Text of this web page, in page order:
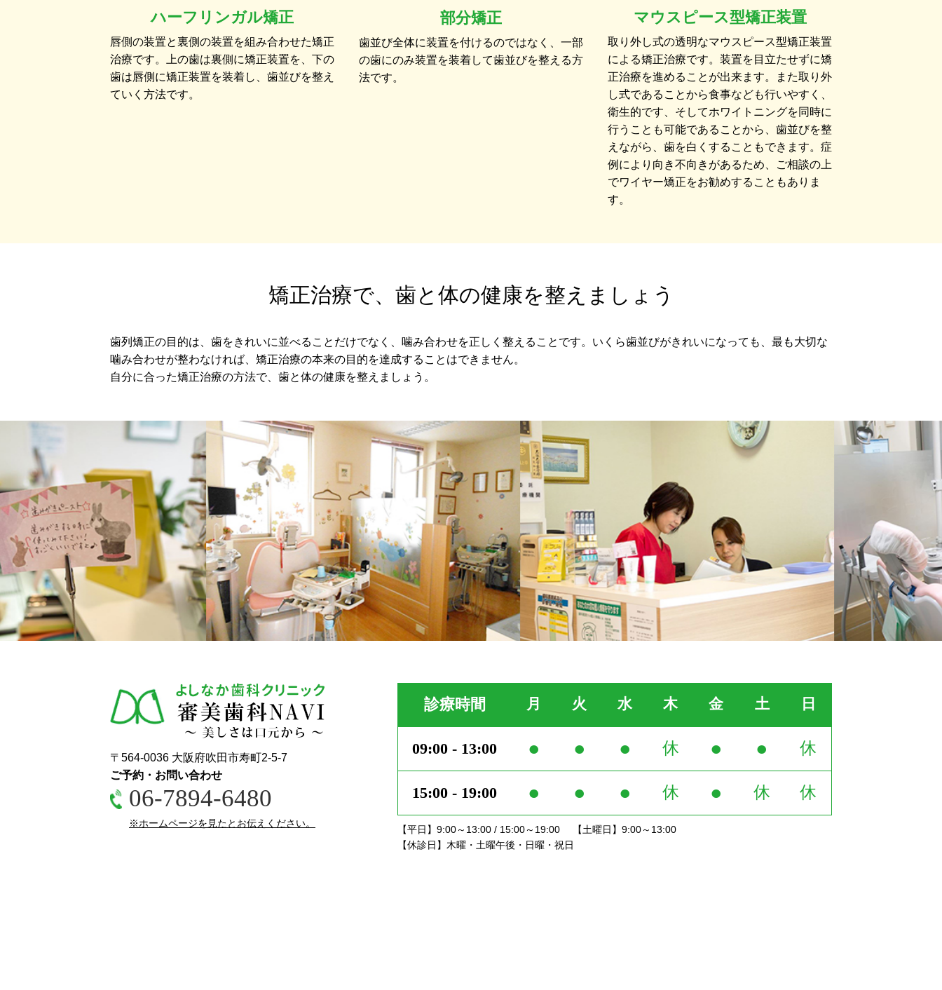
ハーフリンガル矯正
唇側の装置と裏側の装置を組み合わせた矯正
治療です。上の歯は裏側に矯正装置を、下の
歯は唇側に矯正装置を装着し、歯並びを整え
ていく方法です。
部分矯正
歯並び全体に装置を付けるのではなく、一部
の歯にのみ装置を装着して歯並びを整える方
法です。
マウスピース型矯正装置
取り外し式の透明なマウスピース型矯正装置
による矯正治療です。装置を目立たせずに矯
正治療を進めることが出来ます。また取り外
し式であることから食事なども行いやすく、
衛生的です、そしてホワイトニングを同時に
行うことも可能であることから、歯並びを整
えながら、歯を白くすることもできます。症
例により向き不向きがあるため、ご相談の上
でワイヤー矯正をお勧めすることもありま
す。
矯正治療で、歯と体の健康を整えましょう
歯列矯正の目的は、歯をきれいに並べることだけでなく、噛み合わせを正しく整えることです。いくら歯並びがきれいになっても、最も大切な
噛み合わせが整わなければ、矯正治療の本来の目的を達成することはできません。
自分に合った矯正治療の方法で、歯と体の健康を整えましょう。
〒564-0036 大阪府吹田市寿町2-5-7
ご予約・お問い合わせ
06-7894-6480
※ホームページを見たとお伝えください。
診療時間 月 火 水 木 金 土 日
09:00 - 13:00 ● ● ● 休 ● ● 休
15:00 - 19:00 ● ● ● 休 ● 休 休
【平日】9:00～13:00 / 15:00～19:00
【土曜日】9:00～13:00
【休診日】木曜・土曜午後・日曜・祝日